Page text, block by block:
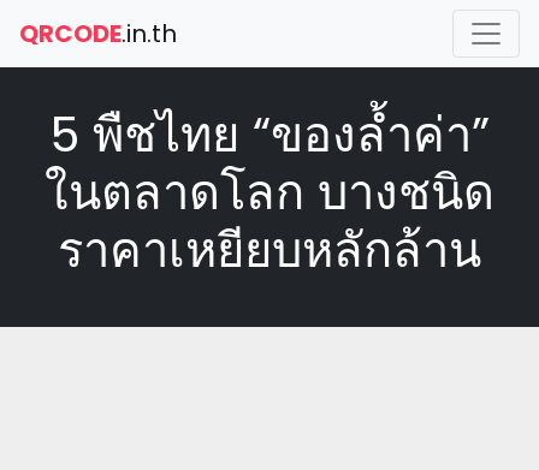
QRCODE.in.th
5 พืชไทย “ของล้ำค่า”
ในตลาดโลก บางชนิด
ราคาเหยียบหลักล้าน